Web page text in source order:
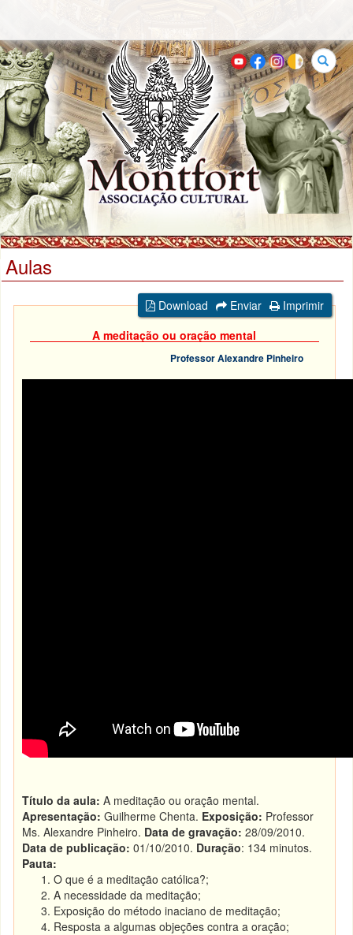
Buscar
Aulas
Download Enviar
Imprimir
A meditação ou oração mental
Professor Alexandre Pinheiro
Título da aula: A meditação ou oração mental.
Apresentação: Guilherme Chenta. Exposição: Professor
Ms. Alexandre Pinheiro. Data de gravação: 28/09/2010.
Data de publicação: 01/10/2010. Duração: 134 minutos.
Pauta:
O que é a meditação católica?;
A necessidade da meditação;
Exposição do método inaciano de meditação;
Resposta a algumas objeções contra a oração;